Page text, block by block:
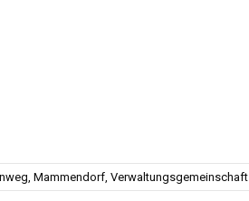
Mammendorf,